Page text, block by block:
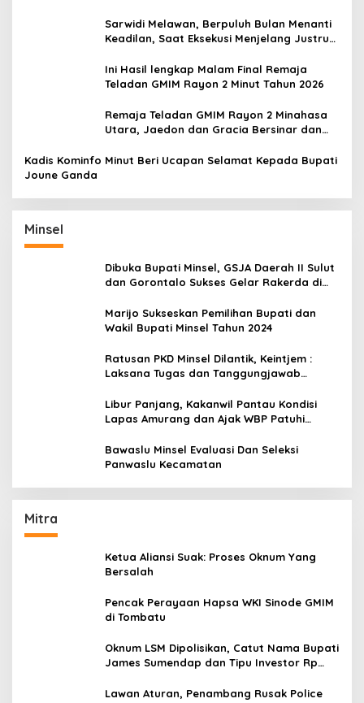
Sarwidi Melawan, Berpuluh Bulan Menanti
Keadilan, Saat Eksekusi Menjelang Justru
Ini Hasil lengkap Malam Final Remaja
Teladan GMIM Rayon 2 Minut Tahun 2026
Remaja Teladan GMIM Rayon 2 Minahasa
Utara, Jaedon dan Gracia Bersinar dan
Kadis Kominfo Minut Beri Ucapan Selamat Kepada Bupati
Joune Ganda
Minsel
Dibuka Bupati Minsel, GSJA Daerah II Sulut
dan Gorontalo Sukses Gelar Rakerda di
Marijo Sukseskan Pemilihan Bupati dan
Wakil Bupati Minsel Tahun 2024
Ratusan PKD Minsel Dilantik, Keintjem :
Laksana Tugas dan Tanggungjawab
Libur Panjang, Kakanwil Pantau Kondisi
Lapas Amurang dan Ajak WBP Patuhi
Bawaslu Minsel Evaluasi Dan Seleksi
Panwaslu Kecamatan
Mitra
Ketua Aliansi Suak: Proses Oknum Yang
Bersalah
Pencak Perayaan Hapsa WKI Sinode GMIM
di Tombatu
Oknum LSM Dipolisikan, Catut Nama Bupati
James Sumendap dan Tipu Investor Rp
Lawan Aturan, Penambang Rusak Police